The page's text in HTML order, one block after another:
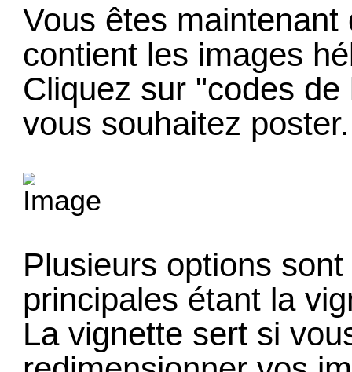
Vous êtes
contient les images
Cliquez sur "codes
vous souhaitez poster.
Plusieurs options
principales étant la
La vignette sert si